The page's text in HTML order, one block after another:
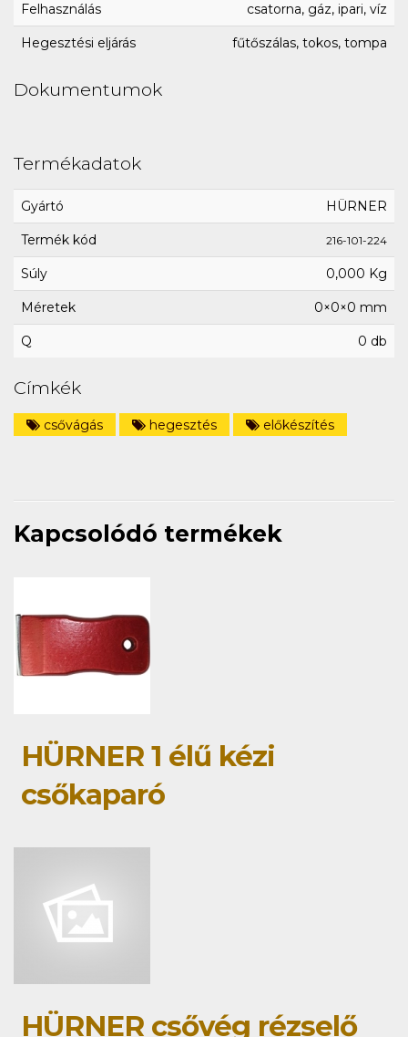
Felhasználás csatorna, gáz, ipari, víz
Hegesztési eljárás fűtőszálas, tokos, tompa
Dokumentumok
Termékadatok
Gyártó HÜRNER
Termék kód 216-101-224
Súly 0,000 Kg
Méretek 0×0×0 mm
Q 0 db
Címkék
csővágás hegesztés előkészítés
Kapcsolódó termékek
HÜRNER 1 élű kézi
csőkaparó
HÜRNER csővég rézselő